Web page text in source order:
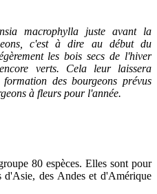
macrophylla juste avant la
c'est à dire au début du
les bois secs de l'hiver
verts. Cela leur laissera
des bourgeons prévus
à fleurs pour l'année.
80 espèces. Elles sont pour
d'Asie, des Andes et d'Amérique